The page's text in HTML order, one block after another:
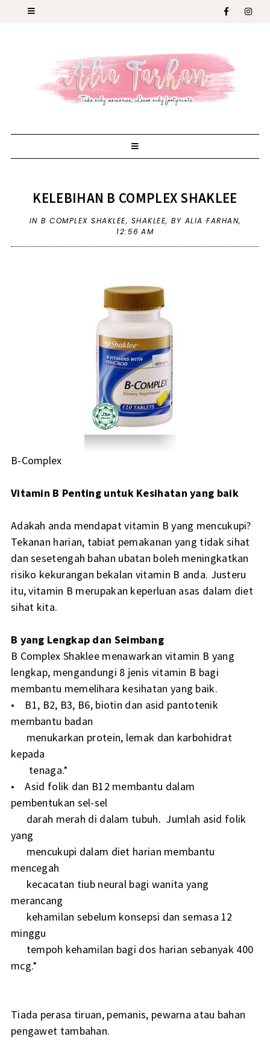
KELEBIHAN B COMPLEX SHAKLEE
IN B COMPLEX SHAKLEE, SHAKLEE, BY ALIA FARHAN,
12:56 AM
B-Complex
Vitamin B Penting untuk Kesihatan yang baik
Adakah anda mendapat vitamin B yang mencukupi?
Tekanan harian, tabiat pemakanan yang tidak sihat
dan sesetengah bahan ubatan boleh meningkatkan
risiko kekurangan bekalan vitamin B anda. Justeru
itu, vitamin B merupakan keperluan asas dalam diet
sihat kita.
B yang Lengkap dan Seimbang
B Complex Shaklee menawarkan vitamin B yang
lengkap, mengandungi 8 jenis vitamin B bagi
membantu memelihara kesihatan yang baik.
• B1, B2, B3, B6, biotin dan asid pantotenik
membantu badan
menukarkan protein, lemak dan karbohidrat
kepada
tenaga.*
• Asid folik dan B12 membantu dalam
pembentukan sel-sel
darah merah di dalam tubuh. Jumlah asid folik
yang
mencukupi dalam diet harian membantu
mencegah
kecacatan tiub neural bagi wanita yang
merancang
kehamilan sebelum konsepsi dan semasa 12
minggu
tempoh kehamilan bagi dos harian sebanyak 400
mcg.*
Tiada perasa tiruan, pemanis, pewarna atau bahan
pengawet tambahan.